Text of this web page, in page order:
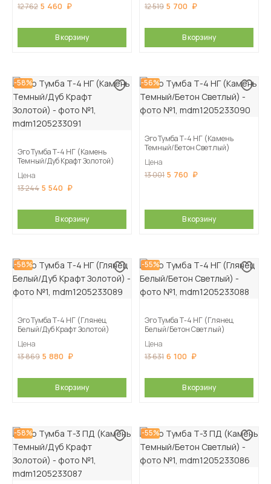
12 762 5 460
В корзину
12 519 5 700
В корзину
-58%
Эго Тумба Т-4 НГ (Камень
Темный/Дуб Крафт Золотой)
Цена
13 244 5 540
В корзину
-56%
Эго Тумба Т-4 НГ (Камень
Темный/Бетон Светлый)
Цена
13 001 5 760
В корзину
-58%
Эго Тумба Т-4 НГ (Глянец
Белый/Дуб Крафт Золотой)
Цена
13 869 5 880
В корзину
-55%
Эго Тумба Т-4 НГ (Глянец
Белый/Бетон Светлый)
Цена
13 631 6 100
В корзину
-58% -55%